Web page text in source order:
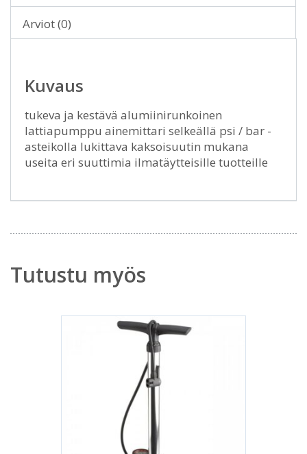
Arviot (0)
Kuvaus
tukeva ja kestävä alumiinirunkoinen
lattiapumppu ainemittari selkeällä psi / bar -
asteikolla lukittava kaksoisuutin mukana
useita eri suuttimia ilmatäytteisille tuotteille
Tutustu myös